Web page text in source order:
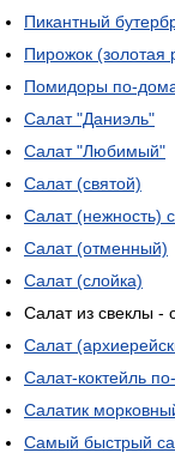
Пикантный
Пирожок (золотая
Помидоры по-
Салат "Даниэль"
Салат "Любимый"
Салат (святой)
Салат (нежность)
Салат (отменный)
Салат (слойка)
Салат из свеклы -
Салат
Салат-коктейль
Салатик
Самый быстрый